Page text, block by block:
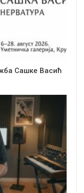
Сашке Васић